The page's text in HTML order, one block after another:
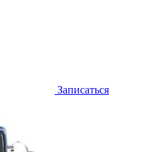
Записаться